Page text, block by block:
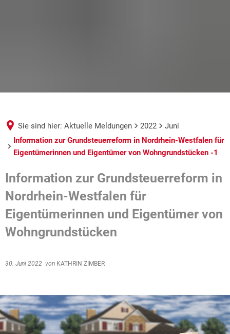
Sie sind hier: Aktuelle Meldungen 2022
Juni
Information zur Grundsteuerreform in Nordrhein-Westfalen für
Eigentümerinnen und Eigentümer von Wohngrundstücken -1
Information zur Grundsteuerreform in
Nordrhein-Westfalen für
Eigentümerinnen und Eigentümer von
Wohngrundstücken
30. Juni 2022 von KATHRIN ZIMBER